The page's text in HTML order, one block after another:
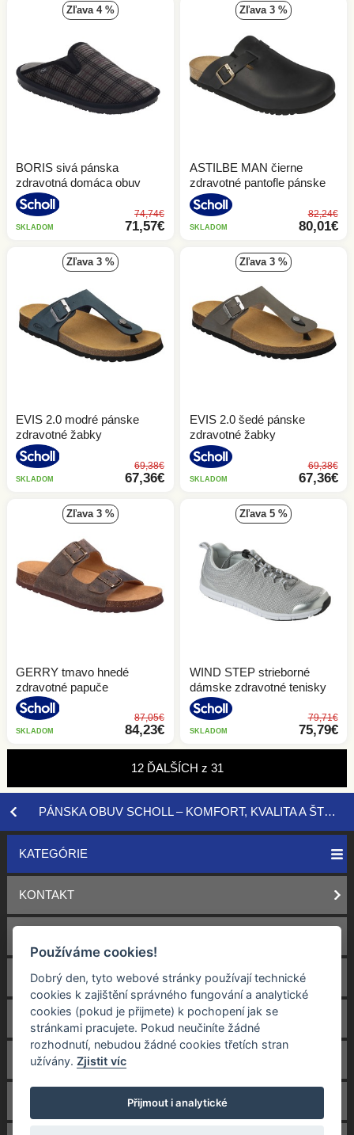
zľava 4 %
BORIS sivá pánska
zdravotná domáca obuv
74,74€
71,57€
SKLADOM
zľava 3 %
ASTILBE MAN čierne
zdravotné pantofle pánske
82,24€
80,01€
SKLADOM
zľava 3 %
EVIS 2.0 modré pánske
zdravotné žabky
69,38€
67,36€
SKLADOM
zľava 3 %
EVIS 2.0 šedé pánske
zdravotné žabky
69,38€
67,36€
SKLADOM
zľava 3 %
GERRY tmavo hnedé
zdravotné papuče
87,05€
84,23€
SKLADOM
zľava 5 %
WIND STEP strieborné
dámske zdravotné tenisky
79,71€
75,79€
SKLADOM
12 ĎALŠÍCH z 31
PÁNSKA OBUV SCHOLL – KOMFORT, KVALITA A ŠTÝL. OBJEDNAJTE ONLINE!
KATEGÓRIE
KONTAKT
DOPRAVA
VRACENÍ A REKLAMÁCIE
OCHRANA OS. ÚDAJOV
Používáme cookies!
Dobrý den, tyto webové stránky používají technické
cookies k zajištění správného fungování a analytické
cookies (pokud je přijmete) k pochopení jak se
stránkami pracujete. Pokud neučiníte žádné
rozhodnutí, nebudou žádné cookies třetích stran
užívány.Zjistit víc
Přijmout i analytické